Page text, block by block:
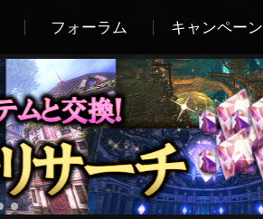
フォーラム キャンペーン